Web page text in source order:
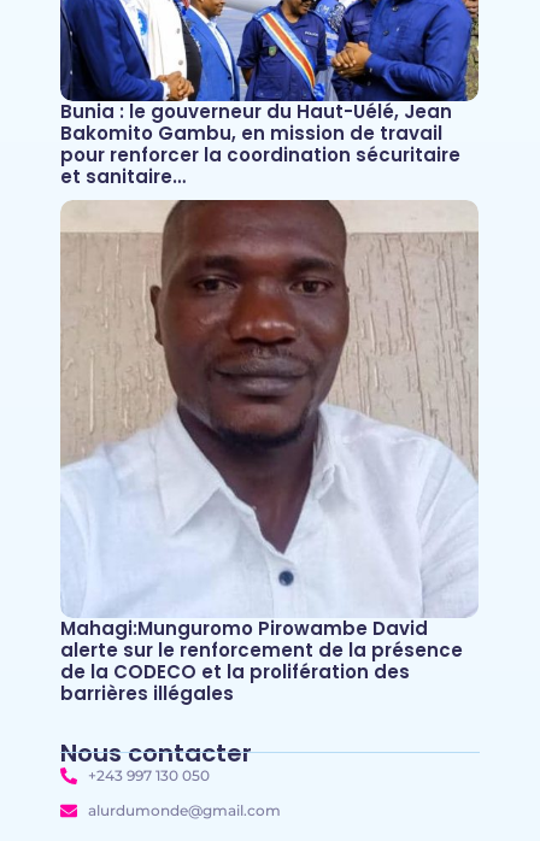
Bunia : le gouverneur du Haut-Uélé, Jean
Bakomito Gambu, en mission de travail
pour renforcer la coordination sécuritaire
et sanitaire…
Mahagi:Munguromo Pirowambe David
alerte sur le renforcement de la présence
de la CODECO et la prolifération des
barrières illégales
Nous contacter
+243 997 130 050
alurdumonde@gmail.com